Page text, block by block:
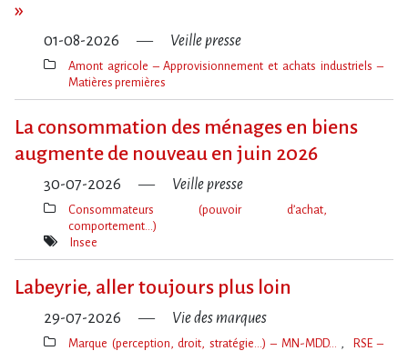
»
01-08-2026 Veille presse
Thèmes(s)
Amont agricole – Approvisionnement et achats industriels –
Matières premières
La consommation des ménages en biens
augmente de nouveau en juin 2026
30-07-2026 Veille presse
Thèmes(s)
Consommateurs (pouvoir d’achat,
comportement…)
Mot(s)-
Insee
Labeyrie, aller toujours plus loin
29-07-2026 Vie des marques
Marque (perception, droit, stratégie…) – MN-MDD…
RSE –